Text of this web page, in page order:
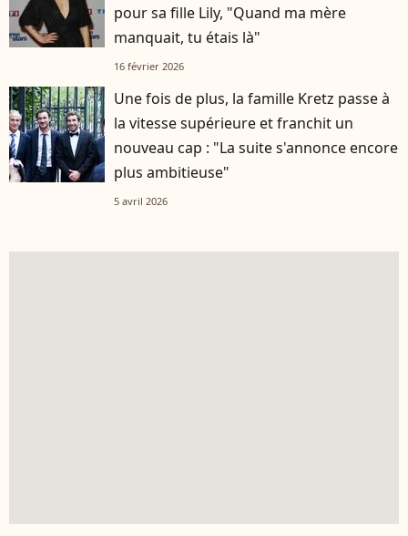
pour sa fille Lily, "Quand ma mère
manquait, tu étais là"
16 février 2026
Une fois de plus, la famille Kretz passe à
la vitesse supérieure et franchit un
nouveau cap : "La suite s'annonce encore
plus ambitieuse"
5 avril 2026